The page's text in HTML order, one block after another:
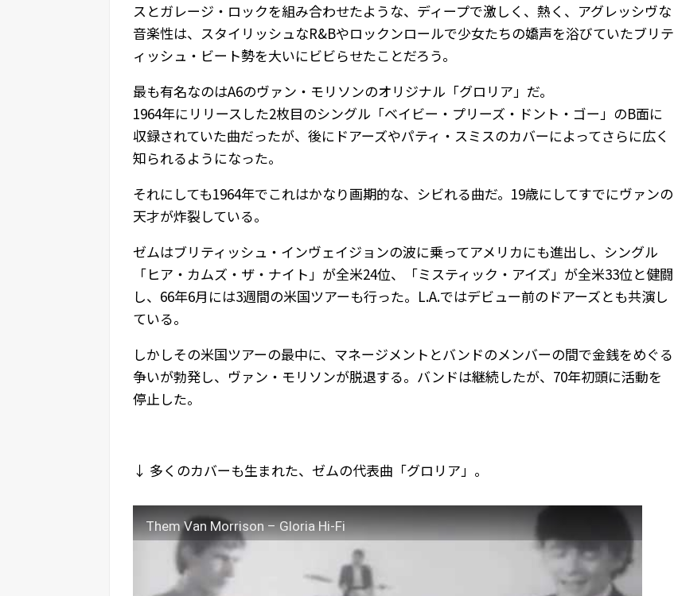
スとガレージ・ロックを組み合わせたような、ディープで激しく、熱く、アグレッシヴな
音楽性は、スタイリッシュなR&Bやロックンロールで少女たちの嬌声を浴びていたブリテ
ィッシュ・ビート勢を大いにビビらせたことだろう。
最も有名なのはA6のヴァン・モリソンのオリジナル「グロリア」だ。
1964年にリリースした2枚目のシングル「ベイビー・プリーズ・ドント・ゴー」のB面に
収録されていた曲だったが、後にドアーズやパティ・スミスのカバーによってさらに広く
知られるようになった。
それにしても1964年でこれはかなり画期的な、シビれる曲だ。19歳にしてすでにヴァンの
天才が炸裂している。
ゼムはブリティッシュ・インヴェイジョンの波に乗ってアメリカにも進出し、シングル
「ヒア・カムズ・ザ・ナイト」が全米24位、「ミスティック・アイズ」が全米33位と健闘
し、66年6月には3週間の米国ツアーも行った。L.A.ではデビュー前のドアーズとも共演し
ている。
しかしその米国ツアーの最中に、マネージメントとバンドのメンバーの間で金銭をめぐる
争いが勃発し、ヴァン・モリソンが脱退する。バンドは継続したが、70年初頭に活動を
停止した。
↓ 多くのカバーも生まれた、ゼムの代表曲「グロリア」。
Them Van Morrison – Gloria Hi-Fi